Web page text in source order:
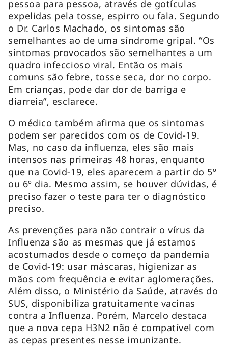
pessoa para pessoa, através de gotículas
expelidas pela tosse, espirro ou fala. Segundo
o Dr. Carlos Machado, os sintomas são
semelhantes ao de uma síndrome gripal. “Os
sintomas provocados são semelhantes a um
quadro infeccioso viral. Então os mais
comuns são febre, tosse seca, dor no corpo.
Em crianças, pode dar dor de barriga e
diarreia”, esclarece.
O médico também afirma que os sintomas
podem ser parecidos com os de Covid-19.
Mas, no caso da influenza, eles são mais
intensos nas primeiras 48 horas, enquanto
que na Covid-19, eles aparecem a partir do 5º
ou 6º dia. Mesmo assim, se houver dúvidas, é
preciso fazer o teste para ter o diagnóstico
preciso.
As prevenções para não contrair o vírus da
Influenza são as mesmas que já estamos
acostumados desde o começo da pandemia
de Covid-19: usar máscaras, higienizar as
mãos com frequência e evitar aglomerações.
Além disso, o Ministério da Saúde, através do
SUS, disponibiliza gratuitamente vacinas
contra a Influenza. Porém, Marcelo destaca
que a nova cepa H3N2 não é compatível com
as cepas presentes nesse imunizante.